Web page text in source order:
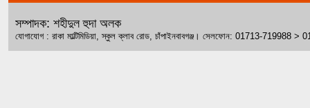
সম্পাদক: শহীদুল হুদা অলক
যোগাযোগ : রাকা মাল্টিমিডিয়া, স্কুল ক্লাব রোড, চাঁপাইনবাবগঞ্জ। সেলফোন: 01713-